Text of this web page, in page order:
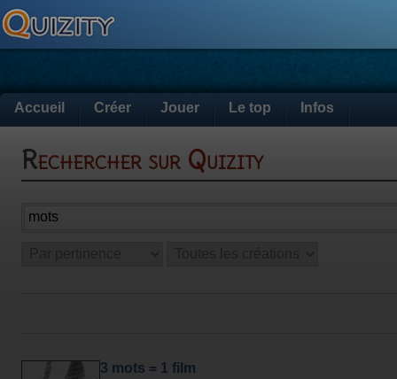
Accueil Créer Jouer Le top Infos
Rechercher sur Quizity
3 mots = 1 film